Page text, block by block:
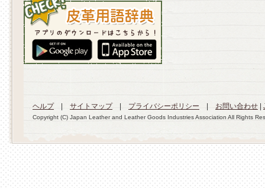
ヘルプ| サイトマップ| プライバシーポリシー お問い合わせ
Copyright (C) Japan Leather and Leather Goods Industries Association All Rights